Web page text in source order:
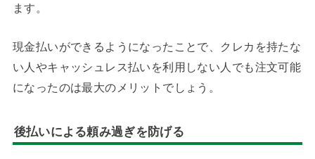
ます。
現金払いができるようになったことで、クレカを持たな
い人やキャッシュレス払いを利用しない人でも注文可能
になったのは最大のメリットでしょう。
後払いによる頼み過ぎを防げる